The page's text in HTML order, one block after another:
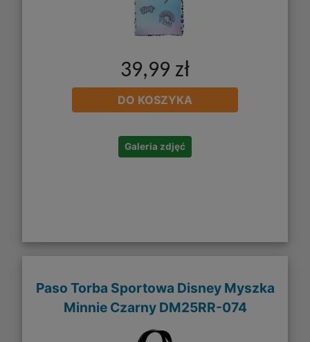
39,99 zł
DO KOSZYKA
Galeria zdjęć
Paso Torba Sportowa Disney Myszka
Minnie Czarny DM25RR-074